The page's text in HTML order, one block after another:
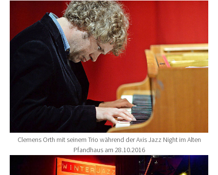
Show larger version for:
Clemens Orth mit seinem Trio während der Axis Jazz Night im Alten
Pfandhaus am 28.10.2016
Show larger version for: